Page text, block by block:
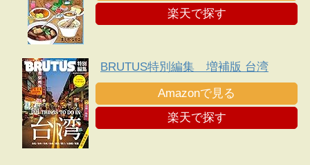
楽天で探す
BRUTUS特別編集 増補版 台湾
Amazonで見る
楽天で探す